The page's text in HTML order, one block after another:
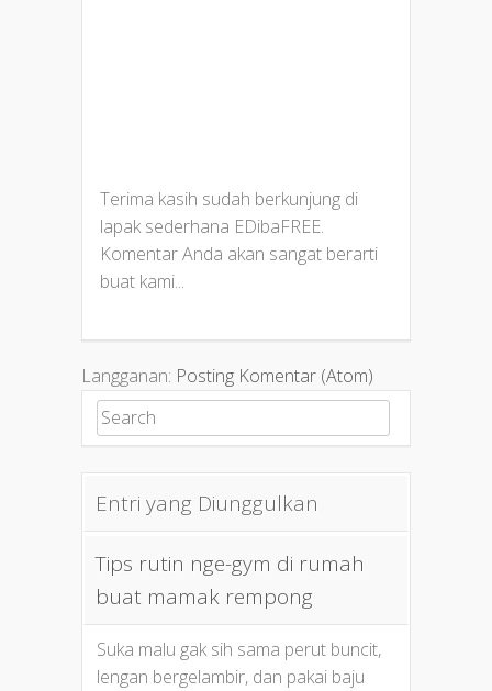
Terima kasih sudah berkunjung di
lapak sederhana EDibaFREE.
Komentar Anda akan sangat berarti
buat kami...
Langganan: Posting Komentar (Atom)
Search for:
Entri yang Diunggulkan
Tips rutin nge-gym di rumah
buat mamak rempong
Suka malu gak sih sama perut buncit,
lengan bergelambir, dan pakai baju